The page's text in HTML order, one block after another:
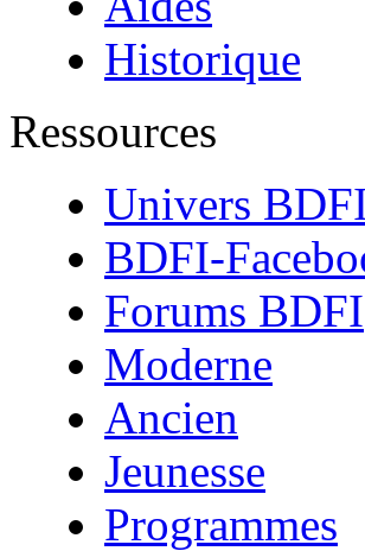
Historique
Ressources
Univers
BDFI-
Forums BDFI
Moderne
Ancien
Jeunesse
Programmes